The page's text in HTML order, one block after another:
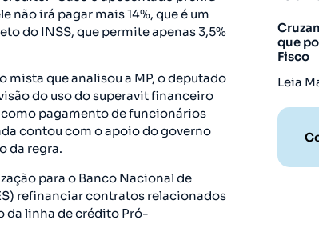
não irá pagar mais 14%, que é um
do INSS, que permite apenas 3,5%
mista que analisou a MP, o deputado
do uso do superavit financeiro
pagamento de funcionários
contou com o apoio do governo
da regra.
para o Banco Nacional de
refinanciar contratos relacionados
da linha de crédito Pró-
que
Fisco
Leia